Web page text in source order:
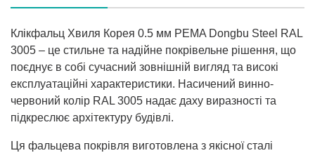
Клікфальц Хвиля Корея 0.5 мм PEMA Dongbu Steel RAL
3005 – це стильне та надійне покрівельне рішення, що
поєднує в собі сучасний зовнішній вигляд та високі
експлуатаційні характеристики. Насичений винно-
червоний колір RAL 3005 надає даху виразності та
підкреслює архітектуру будівлі.
Ця фальцева покрівля виготовлена ​​з якісної сталі